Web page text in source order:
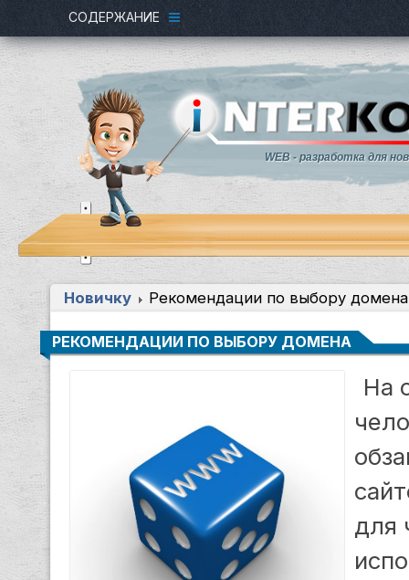
СОДЕРЖАНИЕ
WEB - разработка для
Новичку Рекомендации по выбору домена
РЕКОМЕНДАЦИИ ПО ВЫБОРУ ДОМЕНА
На
для